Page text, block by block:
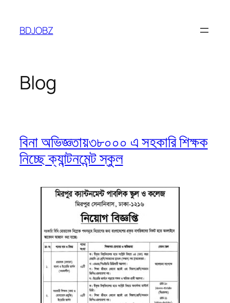
content
BDJOBZ
Blog
বিনা অভিজ্ঞতায়৩৮০০০ এ সহকারি শিক্ষক
নিচ্ছে ক্যান্টনমেন্ট স্কুল